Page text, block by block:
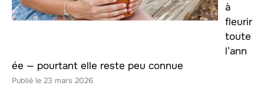
à
fleurir
toute
l’ann
ée — pourtant elle reste peu connue
23 mars 2026